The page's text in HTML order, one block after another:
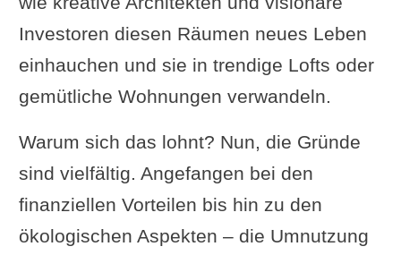
Investoren diesen Räumen neues Leben
einhauchen und sie in trendige Lofts oder
gemütliche Wohnungen verwandeln.
Warum sich das lohnt? Nun, die Gründe
sind vielfältig. Angefangen bei den
finanziellen Vorteilen bis hin zu den
ökologischen Aspekten – die Umnutzung